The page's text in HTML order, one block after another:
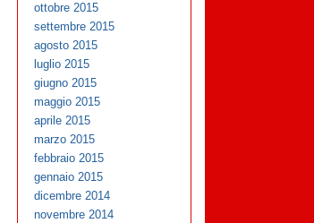
ottobre 2015
settembre 2015
agosto 2015
luglio 2015
giugno 2015
maggio 2015
aprile 2015
marzo 2015
febbraio 2015
gennaio 2015
dicembre 2014
novembre 2014